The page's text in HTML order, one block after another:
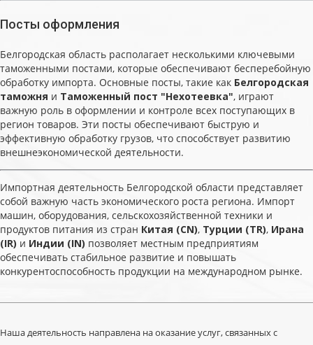
Посты оформления
Белгородская область располагает несколькими ключевыми
таможенными постами, которые обеспечивают бесперебойную
обработку импорта. Основные посты, такие как Белгородская
таможня и Таможенный пост "Нехотеевка", играют
важную роль в оформлении и контроле всех поступающих в
регион товаров. Эти посты обеспечивают быструю и
эффективную обработку грузов, что способствует развитию
внешнеэкономической деятельности.
Импортная деятельность Белгородской области представляет
собой важную часть экономического роста региона. Импорт
машин, оборудования, сельскохозяйственной техники и
продуктов питания из стран Китая (CN), Турции (TR), Ирана
(IR) и Индии (IN) позволяет местным предприятиям
обеспечивать стабильное развитие и повышать
конкурентоспособность продукции на международном рынке.
Наша деятельность направлена на оказание услуг, связанных с